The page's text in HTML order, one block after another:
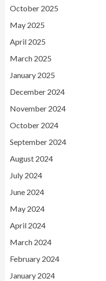
October 2025
May 2025
April 2025
March 2025
January 2025
December 2024
November 2024
October 2024
September 2024
August 2024
July 2024
June 2024
May 2024
April 2024
March 2024
February 2024
January 2024